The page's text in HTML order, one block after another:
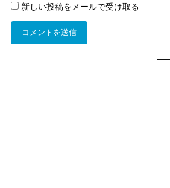
新しい投稿をメールで受け取る